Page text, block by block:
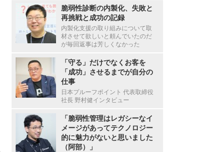
脆弱性診断の内製化、失敗と
再挑戦と成功の記録
内製化支援の取り組みについて取
材させて欲しいと頼んでいたのだ
が毎回返事は芳しくなかった
「守る」だけでなくお客を
「成功」させるまでが自分の
仕事
日本プルーフポイント 代表取締役
社長 野村健インタビュー
「脆弱性管理はレガシーなイ
メージがあってテクノロジー
的に魅力がないと思いました
（阿部）」